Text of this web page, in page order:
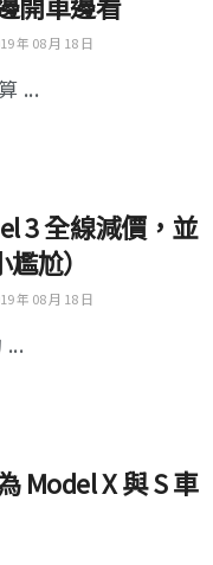
年 08 月 18 日
...
3 全線減價，並
尬）
年 08 月 18 日
...
Model X 與 S 車